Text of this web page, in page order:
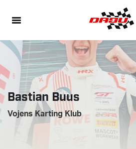
Bastian Buus
Vojens Karting Klub